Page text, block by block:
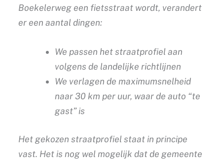
Boekelerweg een fietsstraat wordt, verandert
er een aantal dingen:
We passen het straatprofiel aan
volgens de landelijke richtlijnen
We verlagen de maximumsnelheid
naar 30 km per uur, waar de auto “te
gast” is
Het gekozen straatprofiel staat in principe
vast. Het is nog wel mogelijk dat de gemeente